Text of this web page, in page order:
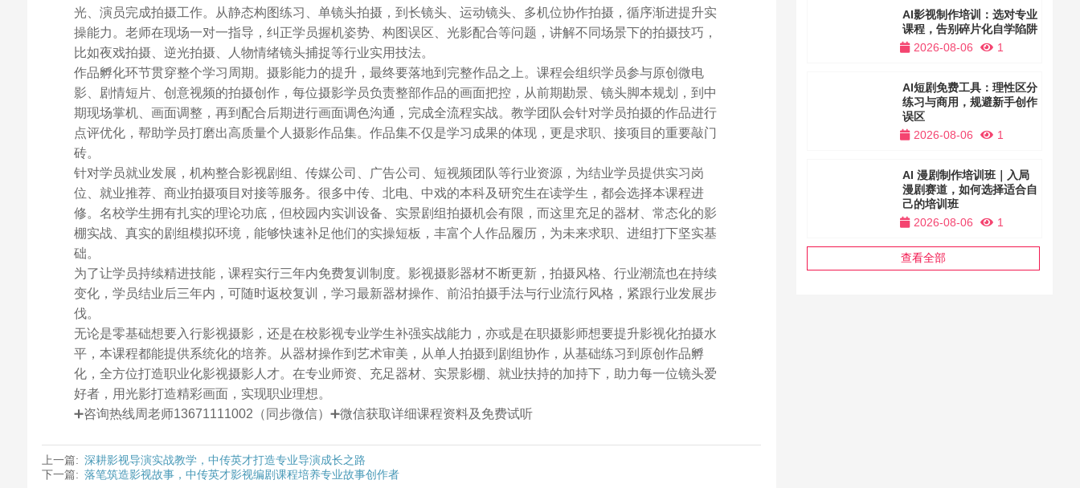
光、演员完成拍摄工作。从静态构图练习、单镜头拍摄，到长镜头、运动镜头、多机位协作拍摄，循序渐进提升实
操能力。老师在现场一对一指导，纠正学员握机姿势、构图误区、光影配合等问题，讲解不同场景下的拍摄技巧，
比如夜戏拍摄、逆光拍摄、人物情绪镜头捕捉等行业实用技法。
作品孵化环节贯穿整个学习周期。摄影能力的提升，最终要落地到完整作品之上。课程会组织学员参与原创微电
影、剧情短片、创意视频的拍摄创作，每位摄影学员负责整部作品的画面把控，从前期勘景、镜头脚本规划，到中
期现场掌机、画面调整，再到配合后期进行画面调色沟通，完成全流程实战。教学团队会针对学员拍摄的作品进行
点评优化，帮助学员打磨出高质量个人摄影作品集。作品集不仅是学习成果的体现，更是求职、接项目的重要敲门
砖。
针对学员就业发展，机构整合影视剧组、传媒公司、广告公司、短视频团队等行业资源，为结业学员提供实习岗
位、就业推荐、商业拍摄项目对接等服务。很多中传、北电、中戏的本科及研究生在读学生，都会选择本课程进
修。名校学生拥有扎实的理论功底，但校园内实训设备、实景剧组拍摄机会有限，而这里充足的器材、常态化的影
棚实战、真实的剧组模拟环境，能够快速补足他们的实操短板，丰富个人作品履历，为未来求职、进组打下坚实基
础。
为了让学员持续精进技能，课程实行三年内免费复训制度。影视摄影器材不断更新，拍摄风格、行业潮流也在持续
变化，学员结业后三年内，可随时返校复训，学习最新器材操作、前沿拍摄手法与行业流行风格，紧跟行业发展步
伐。
无论是零基础想要入行影视摄影，还是在校影视专业学生补强实战能力，亦或是在职摄影师想要提升影视化拍摄水
平，本课程都能提供系统化的培养。从器材操作到艺术审美，从单人拍摄到剧组协作，从基础练习到原创作品孵
化，全方位打造职业化影视摄影人才。在专业师资、充足器材、实景影棚、就业扶持的加持下，助力每一位镜头爱
好者，用光影打造精彩画面，实现职业理想。
➕咨询热线周老师13671111002（同步微信）➕微信获取详细课程资料及免费试听
上一篇: 深耕影视导演实战教学，中传英才打造专业导演成长之路
下一篇: 落笔筑造影视故事，中传英才影视编剧课程培养专业故事创作者
AI影视制作培训：选对专业
课程，告别碎片化自学陷阱
2026-08-06
1
AI短剧免费工具：理性区分
练习与商用，规避新手创作
误区
2026-08-06
1
AI 漫剧制作培训班｜入局
漫剧赛道，如何选择适合自
己的培训班
2026-08-06
1
查看全部